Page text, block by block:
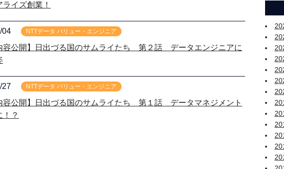
イズ創業！
04 NTTデータ バリュー・エンジニア
容公開】日出づる国のサムライたち 第２話 データエンジニアに
27 NTTデータ バリュー・エンジニア
容公開】日出づる国のサムライたち 第１話 データマネジメント
！？